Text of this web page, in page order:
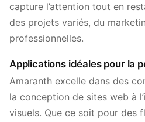
capture l’attention tout en
des projets variés, du
professionnelles.
Applications idéales pour la
Amaranth excelle dans des
la conception de sites web à
visuels. Que ce soit pour des